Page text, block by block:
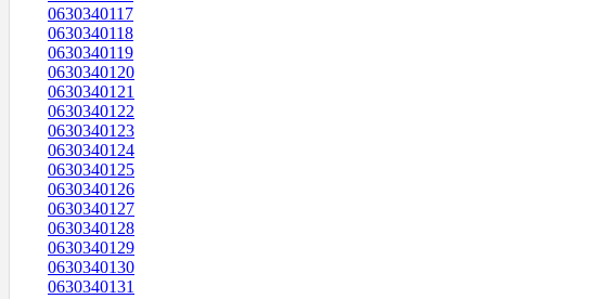
0630340117
0630340118
0630340119
0630340120
0630340121
0630340122
0630340123
0630340124
0630340125
0630340126
0630340127
0630340128
0630340129
0630340130
0630340131